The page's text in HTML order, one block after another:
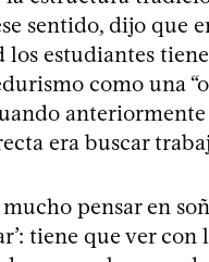
sentido, dijo que
los estudiantes
como una
era buscar
pensar en
tiene que ver con